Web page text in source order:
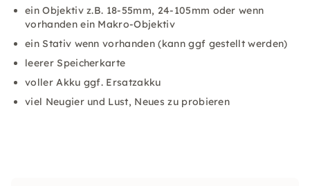
ein Objektiv z.B. 18-55mm, 24-105mm oder wenn
vorhanden ein Makro-Objektiv
ein Stativ wenn vorhanden (kann ggf gestellt werden)
leerer Speicherkarte
voller Akku ggf. Ersatzakku
viel Neugier und Lust, Neues zu probieren